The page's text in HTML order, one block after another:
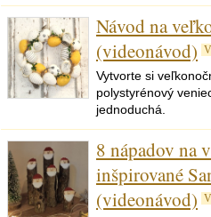
Návod na
(videonávod)
Vytvorte si
polystyrénový
jednoduchá.
8 nápadov na
inšpirované
(videonávod)